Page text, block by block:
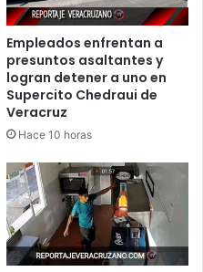
Empleados enfrentan a
presuntos asaltantes y
logran detener a uno en
Supercito Chedraui de
Veracruz
Hace 10 horas